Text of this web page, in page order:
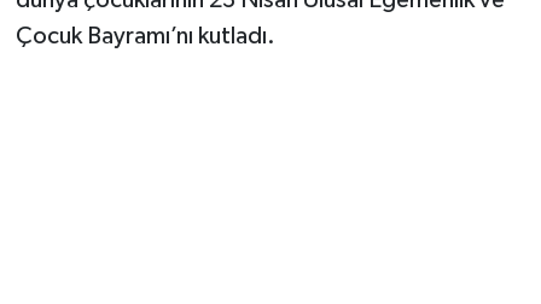
Çocuk Bayramı’nı kutladı.